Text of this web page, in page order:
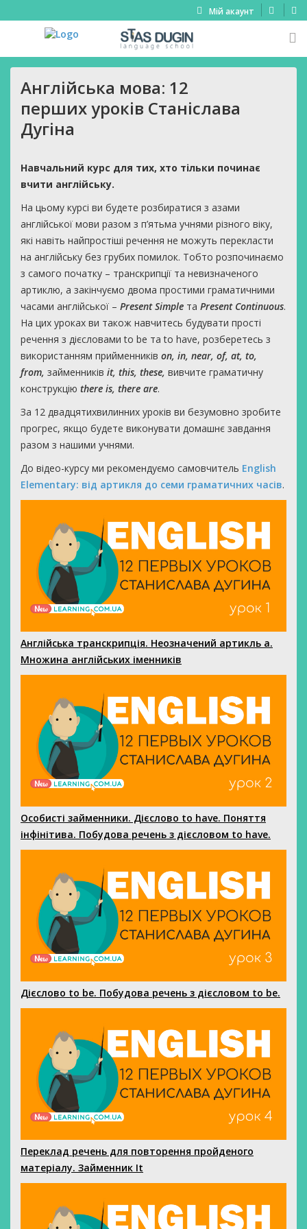
Мій акаунт
Англійська мова: 12
перших уроків Станіслава
Дугіна
Навчальний курс для тих, хто тільки починає
вчити англійську.
На цьому курсі ви будете розбиратися з азами
англійської мови разом з п’ятьма учнями різного віку,
які навіть найпростіші речення не можуть перекласти
на англійську без грубих помилок. Тобто розпочинаємо
з самого початку – транскрипції та невизначеного
артиклю, а закінчуємо двома простими граматичними
часами англійської – Present Simple та Present Continuous.
На цих уроках ви також навчитесь будувати прості
речення з дієсловами to be та to have, розберетесь з
використанням прийменників on, in, near, of, at, to,
from, займенників it, this, these, вивчите граматичну
конструкцію there is, there are.
За 12 двадцятихвилинних уроків ви безумовно зробите
прогрес, якщо будете виконувати домашнє завдання
разом з нашими учнями.
До відео-курсу ми рекомендуємо самовчитель English
Elementary: від артикля до семи граматичних часів.
Англійська транскрипція. Неозначений артикль а.
Множина англійських іменників
Особисті займенники. Дієслово to have. Поняття
інфінітива. Побудова речень з дієсловом to have.
Дієслово to be. Побудова речень з дієсловом to be.
Переклад речень для повторення пройденого
матеріалу. Займенник It